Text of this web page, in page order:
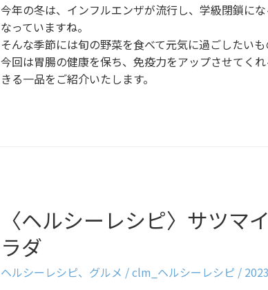
今年の冬は、インフルエンザが流行し、学級閉鎖に
なっていますね。
そんな季節には旬の野菜を食べて元気に過ごしたいも
今回は胃腸の健康を保ち、免疫力をアップさせてく
きる一品をご紹介いたします。
〈ヘルシーレシピ〉サツマ
ラダ
ヘルシーレシピ、 グルメ /clm_ヘルシーレシピ /